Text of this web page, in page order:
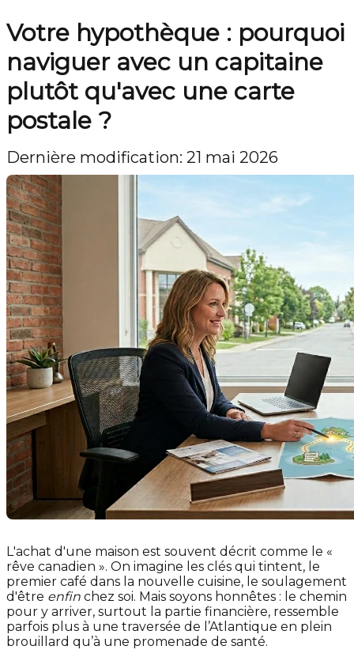
Votre hypothèque : pourquoi
naviguer avec un capitaine
plutôt qu'avec une carte
postale ?
Dernière modification: 21 mai 2026
L'achat d'une maison est souvent décrit comme le «
rêve canadien ». On imagine les clés qui tintent, le
premier café dans la nouvelle cuisine, le soulagement
d'être enfin chez soi. Mais soyons honnêtes : le chemin
pour y arriver, surtout la partie financière, ressemble
parfois plus à une traversée de l’Atlantique en plein
brouillard qu’à une promenade de santé.